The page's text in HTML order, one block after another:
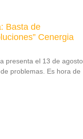
Basta de
Cenergia
presenta el 13 de agosto
problemas. Es hora de